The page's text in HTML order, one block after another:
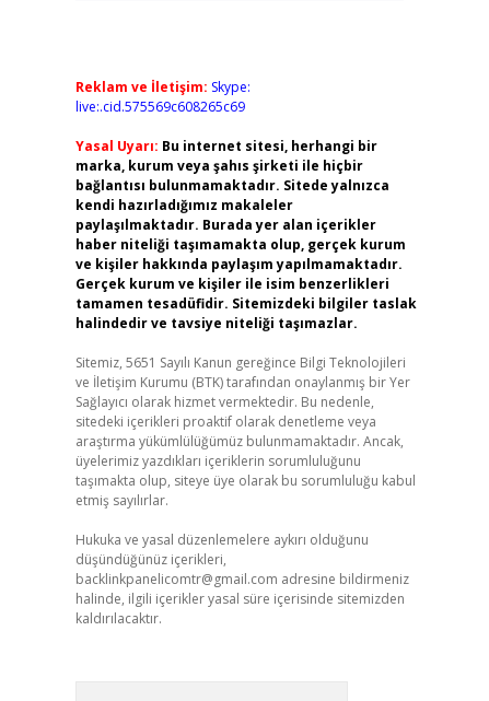
Reklam ve İletişim: Skype:
live:.cid.575569c608265c69
Yasal Uyarı: Bu internet sitesi, herhangi bir
marka, kurum veya şahıs şirketi ile hiçbir
bağlantısı bulunmamaktadır. Sitede yalnızca
kendi hazırladığımız makaleler
paylaşılmaktadır. Burada yer alan içerikler
haber niteliği taşımamakta olup, gerçek kurum
ve kişiler hakkında paylaşım yapılmamaktadır.
Gerçek kurum ve kişiler ile isim benzerlikleri
tamamen tesadüfidir. Sitemizdeki bilgiler taslak
halindedir ve tavsiye niteliği taşımazlar.
Sitemiz, 5651 Sayılı Kanun gereğince Bilgi Teknolojileri
ve İletişim Kurumu (BTK) tarafından onaylanmış bir Yer
Sağlayıcı olarak hizmet vermektedir. Bu nedenle,
sitedeki içerikleri proaktif olarak denetleme veya
araştırma yükümlülüğümüz bulunmamaktadır. Ancak,
üyelerimiz yazdıkları içeriklerin sorumluluğunu
taşımakta olup, siteye üye olarak bu sorumluluğu kabul
etmiş sayılırlar.
Hukuka ve yasal düzenlemelere aykırı olduğunu
düşündüğünüz içerikleri,
backlinkpanelicomtr@gmail.com adresine bildirmeniz
halinde, ilgili içerikler yasal süre içerisinde sitemizden
kaldırılacaktır.